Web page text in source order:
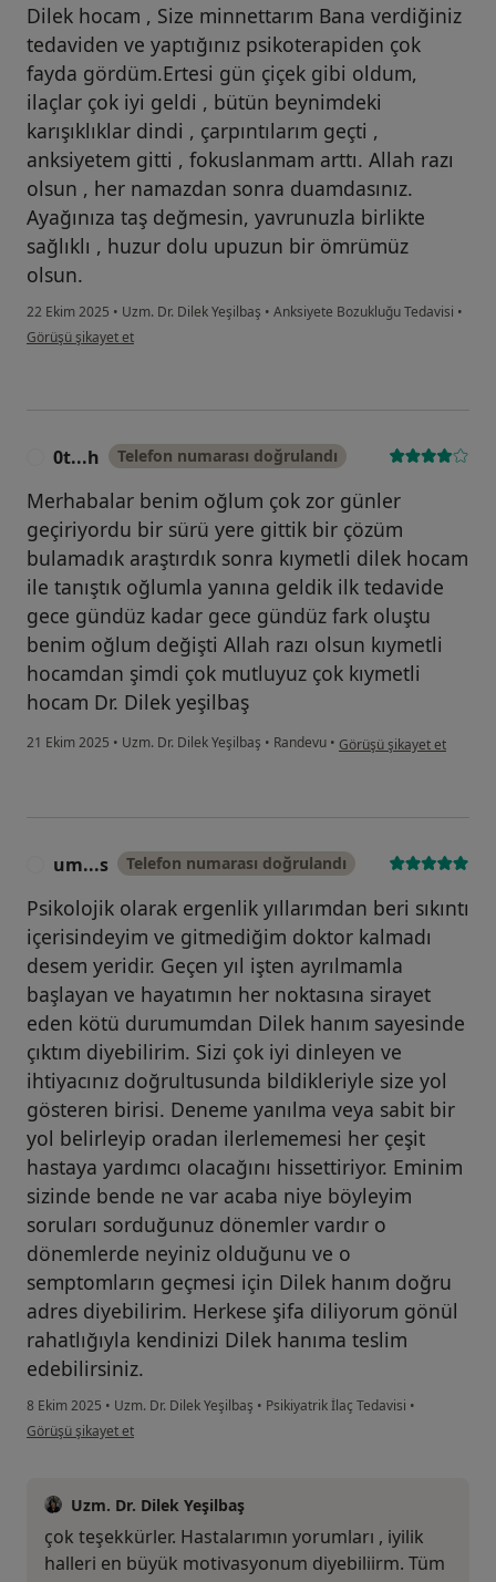
Dilek hocam , Size minnettarım Bana verdiğiniz
tedaviden ve yaptığınız psikoterapiden çok
fayda gördüm.Ertesi gün çiçek gibi oldum,
ilaçlar çok iyi geldi , bütün beynimdeki
karışıklıklar dindi , çarpıntılarım geçti ,
anksiyetem gitti , fokuslanmam arttı. Allah razı
olsun , her namazdan sonra duamdasınız.
Ayağınıza taş değmesin, yavrunuzla birlikte
sağlıklı , huzur dolu upuzun bir ömrümüz
olsun.
22 Ekim 2025 • Uzm. Dr. Dilek Yeşilbaş • Anksiyete Bozukluğu Tedavisi •
kullanıcının görüşüne göre n....t
Görüşü şikayet et
0t...h Telefon numarası doğrulandı
Merhabalar benim oğlum çok zor günler
geçiriyordu bir sürü yere gittik bir çözüm
bulamadık araştırdık sonra kıymetli dilek hocam
ile tanıştık oğlumla yanına geldik ilk tedavide
gece gündüz kadar gece gündüz fark oluştu
benim oğlum değişti Allah razı olsun kıymetli
hocamdan şimdi çok mutluyuz çok kıymetli
hocam Dr. Dilek yeşilbaş
21 Ekim 2025 • Uzm. Dr. Dilek Yeşilbaş • Randevu • kullanıcının görüşüne
Görüşü şikayet et
um...s Telefon numarası doğrulandı
Psikolojik olarak ergenlik yıllarımdan beri sıkıntı
içerisindeyim ve gitmediğim doktor kalmadı
desem yeridir. Geçen yıl işten ayrılmamla
başlayan ve hayatımın her noktasına sirayet
eden kötü durumumdan Dilek hanım sayesinde
çıktım diyebilirim. Sizi çok iyi dinleyen ve
ihtiyacınız doğrultusunda bildikleriyle size yol
gösteren birisi. Deneme yanılma veya sabit bir
yol belirleyip oradan ilerlememesi her çeşit
hastaya yardımcı olacağını hissettiriyor. Eminim
sizinde bende ne var acaba niye böyleyim
soruları sorduğunuz dönemler vardır o
dönemlerde neyiniz olduğunu ve o
semptomların geçmesi için Dilek hanım doğru
adres diyebilirim. Herkese şifa diliyorum gönül
rahatlığıyla kendinizi Dilek hanıma teslim
edebilirsiniz.
8 Ekim 2025 • Uzm. Dr. Dilek Yeşilbaş • Psikiyatrik İlaç Tedavisi •
kullanıcının görüşüne göre um...s
Görüşü şikayet et
Uzm. Dr. Dilek Yeşilbaş
çok teşekkürler. Hastalarımın yorumları , iyilik
halleri en büyük motivasyonum diyebiliirm. Tüm